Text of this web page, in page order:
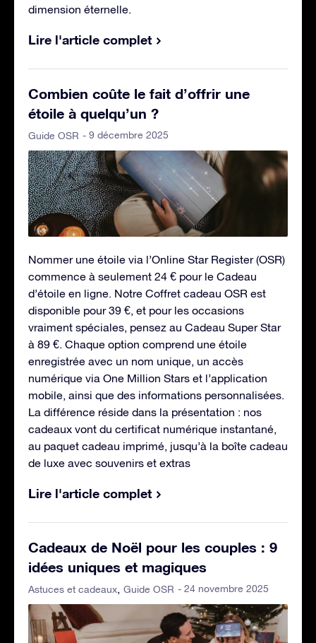
dimension éternelle.
Lire l'article complet
Combien coûte le fait d’offrir une
étoile à quelqu’un ?
Guide OSR - 9 décembre 2025
Nommer une étoile via l’Online Star Register (OSR)
commence à seulement 24 € pour le Cadeau
d’étoile en ligne. Notre Coffret cadeau OSR est
disponible pour 39 €, et pour les occasions
vraiment spéciales, pensez au Cadeau Super Star
à 89 €. Chaque option comprend une étoile
enregistrée avec un nom unique, un accès
numérique via One Million Stars et l’application
mobile, ainsi que des informations personnalisées.
La différence réside dans la présentation : nos
cadeaux vont du certificat numérique instantané,
au paquet cadeau imprimé, jusqu’à la boîte cadeau
de luxe avec souvenirs et extras
Lire l'article complet
Cadeaux de Noël pour les couples : 9
idées uniques et magiques
Astuces et cadeaux Guide OSR - 24 novembre 2025